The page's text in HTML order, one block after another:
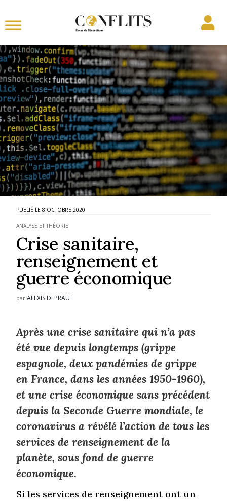
8 OCTOBRE 2020
ANALYSE ET THÉORIE
Crise sanitaire,
renseignement et
guerre économique
parALEXIS DEPRAU
Après une crise sanitaire qui n’a pas
été vue depuis longtemps (grippe
espagnole, deux pandémies de grippe
en France, dans les années 1950-1960),
et une crise économique sans précédent
depuis la Seconde Guerre mondiale, le
coronavirus a révélé l’action de tous les
services de renseignement de la
planète, sous fond de guerre
économique.
Si les services de renseignement ont un